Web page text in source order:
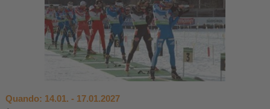
Quando: 14.01. - 17.01.2027